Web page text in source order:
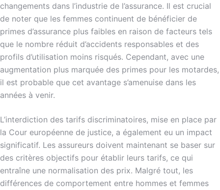
changements dans l’industrie de l’assurance. Il est crucial
de noter que les femmes continuent de bénéficier de
primes d’assurance plus faibles en raison de facteurs tels
que le nombre réduit d’accidents responsables et des
profils d’utilisation moins risqués. Cependant, avec une
augmentation plus marquée des primes pour les motardes,
il est probable que cet avantage s’amenuise dans les
années à venir.
L’interdiction des tarifs discriminatoires, mise en place par
la Cour européenne de justice, a également eu un impact
significatif. Les assureurs doivent maintenant se baser sur
des critères objectifs pour établir leurs tarifs, ce qui
entraîne une normalisation des prix. Malgré tout, les
différences de comportement entre hommes et femmes